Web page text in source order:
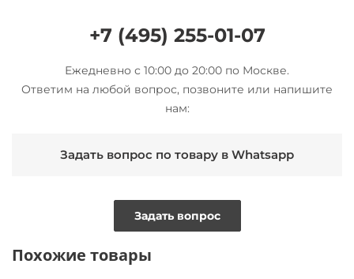
+7 (495) 255-01-07
Ежедневно с 10:00 до 20:00 по Москве.
Ответим на любой вопрос, позвоните или напишите
нам:
Задать вопрос по товару в Whatsapp
Задать вопрос
Похожие товары